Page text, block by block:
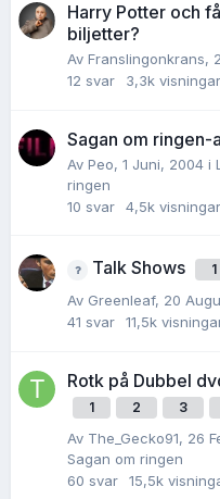
Harry Potter och
biljetter?
Av Franslingonkrans,
12 svar 3,3k visningar
Sagan om ringen-
Av Peo, 1 Juni, 2004 i
ringen
10 svar 4,5k visningar
Talk Shows 1
Av Greenleaf, 20
41 svar 11,5k
Rotk på Dubbel
1 2 3
Av The_Gecko91, 26
Sagan om ringen
60 svar 15,5k